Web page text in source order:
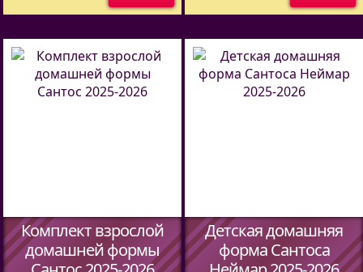
Комплект взрослой
домашней формы
Детская домашняя
форма Сантоса